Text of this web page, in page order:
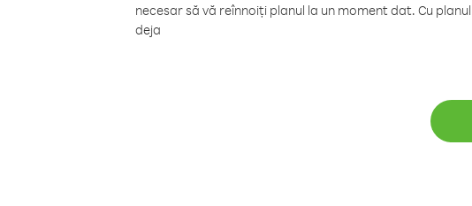
necesar să vă reînnoiți planul la un moment dat. Cu
deja